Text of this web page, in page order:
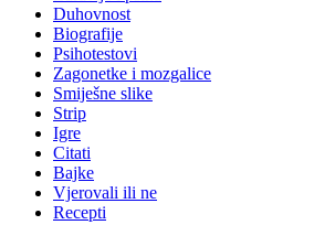
Duhovnost
Biografije
Psihotestovi
Zagonetke i mozgalice
Smiješne slike
Strip
Igre
Citati
Bajke
Vjerovali ili ne
Recepti